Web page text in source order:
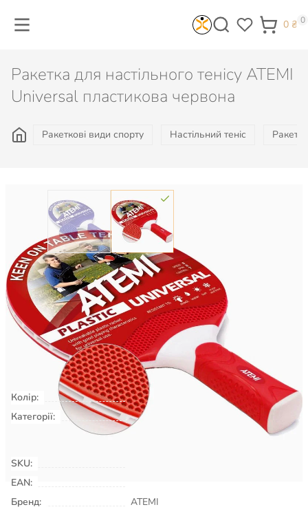
0 ₴ 0
Ракетка для настільного тенісу ATEMI
Universal пластикова червона
Ракеткові види спорту Настільний теніс
788₴
Є в наявності
КУПИТИ
Колір:
червоний
Категорії:
Настільний теніс
Ракеткові види
спорту
Ракетки для настільного
SKU:
EAN:
Бренд:
ATEMI